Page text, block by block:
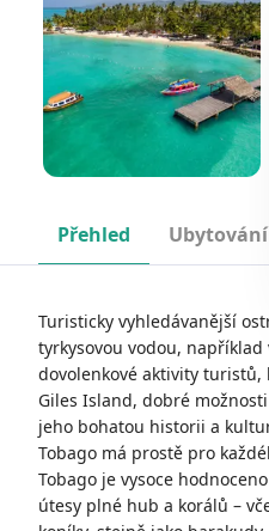
Přehled Ubytování
Turisticky vyhledávanější
tyrkysovou vodou,
dovolenkové aktivity
Giles Island, dobré
jeho bohatou historii a
Tobago má prostě pro
Tobago je vysoce
útesy plné hub a korálů –